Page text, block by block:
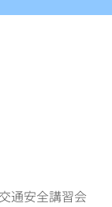
通安全講習会